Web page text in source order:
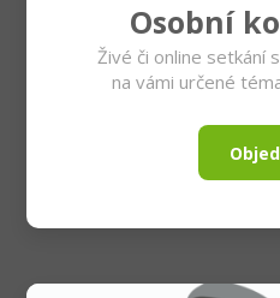
Osobní
Živé či online setkání
na vámi určené